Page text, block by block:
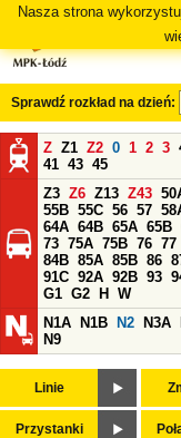
Nasza strona
Sprawdź rozkład na dzień:
Z Z1 Z2 0 1 2 3
41 43 45
Z3 Z6 Z13 Z43
55B 55C 56 57
64A 64B 65A 65B
73 75A 75B 76 77
84B 85A 85B 86
91C 92A 92B 93
G1 G2 H
W
N1A
N1B N2 N3A
N9
Linie
Przystanki